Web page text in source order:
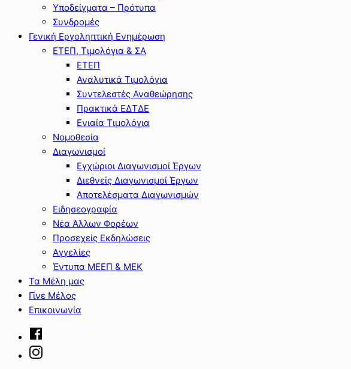
Υποδείγματα – Πρότυπα
Συνδρομές
Γενική Εργοληπτική Ενημέρωση
ΕΤΕΠ, Τιμολόγια & ΣΑ
ΕΤΕΠ
Αναλυτικά Τιμολόγια
Συντελεστές Αναθεώρησης
Πρακτικά ΕΔΤΔΕ
Ενιαία Τιμολόγια
Νομοθεσία
Διαγωνισμοί
Εγχώριοι Διαγωνισμοί Έργων
Διεθνείς Διαγωνισμοί Έργων
Αποτελέσματα Διαγωνισμών
Ειδησεογραφία
Νέα Άλλων Φορέων
Προσεχείς Εκδηλώσεις
Αγγελίες
Έντυπα ΜΕΕΠ & ΜΕΚ
Τα Μέλη μας
Γίνε Μέλος
Επικοινωνία